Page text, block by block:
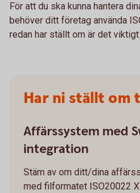
För att du ska kunna hantera
behöver ditt företag använda
redan har ställt om är det
Har ni ställt om
Affärssystem med
integration
Stäm av om ditt/dina
med filformatet ISO20022